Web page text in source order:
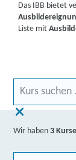
Das IBB bietet
Liste mit
Wir haben3 Kurse